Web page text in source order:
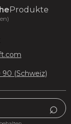
Produkte
90 (Schweiz)